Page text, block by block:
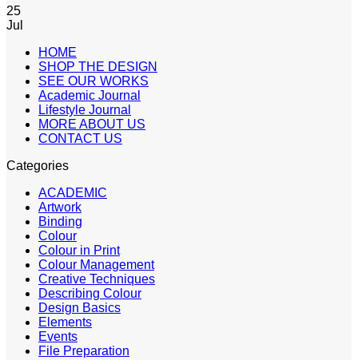
25
Jul
HOME
SHOP THE DESIGN
SEE OUR WORKS
Academic Journal
Lifestyle Journal
MORE ABOUT US
CONTACT US
Categories
ACADEMIC
Artwork
Binding
Colour
Colour in Print
Colour Management
Creative Techniques
Describing Colour
Design Basics
Elements
Events
File Preparation